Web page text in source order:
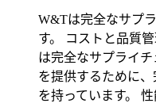
W&Tは完全なサプ
す。 コストと品質
は完全なサプライチ
を提供するために
を持っています。